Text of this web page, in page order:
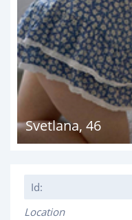
Svetlana, 46
Id:
Location